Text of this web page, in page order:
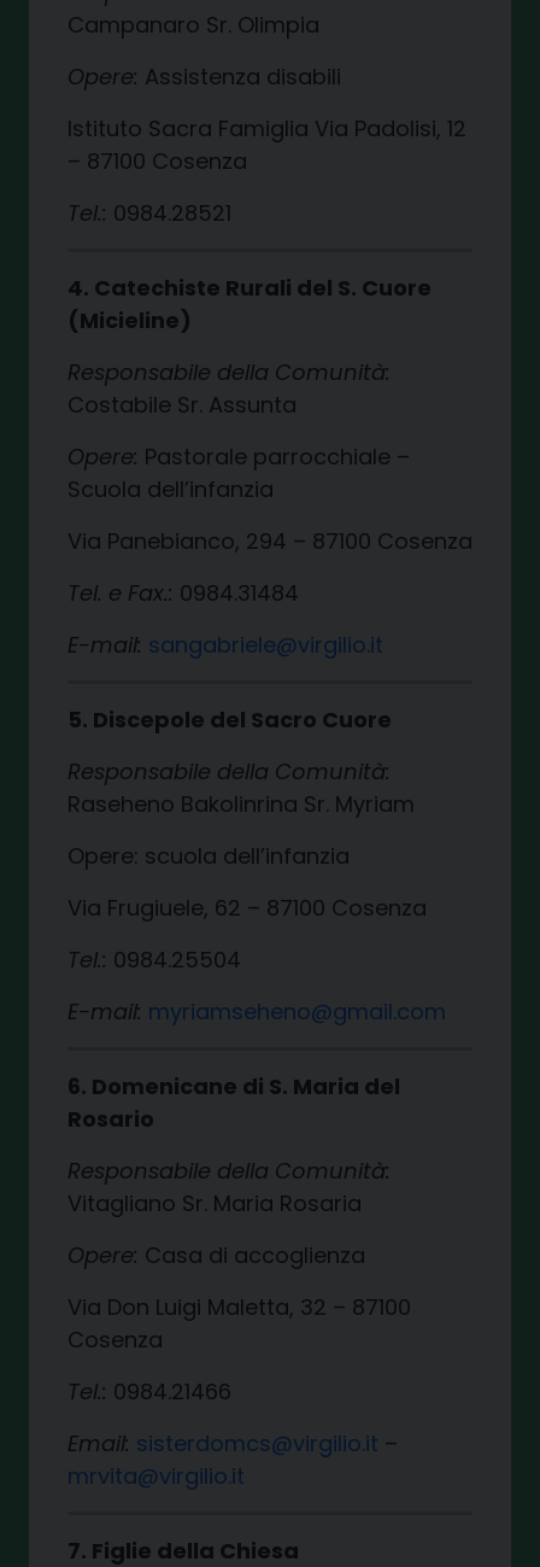
Campanaro Sr. Olimpia
Opere: Assistenza disabili
Istituto Sacra Famiglia Via Padolisi, 12
– 87100 Cosenza
Tel.: 0984.28521
4. Catechiste Rurali del S. Cuore
(Micieline)
Responsabile della Comunità:
Costabile Sr. Assunta
Opere: Pastorale parrocchiale –
Scuola dell’infanzia
Via Panebianco, 294 – 87100 Cosenza
Tel. e Fax.: 0984.31484
E-mail: sangabriele@virgilio.it
5. Discepole del Sacro Cuore
Responsabile della Comunità:
Raseheno Bakolinrina Sr. Myriam
Opere: scuola dell’infanzia
Via Frugiuele, 62 – 87100 Cosenza
Tel.: 0984.25504
E-mail: myriamseheno@gmail.com
6. Domenicane di S. Maria del
Rosario
Responsabile della Comunità:
Vitagliano Sr. Maria Rosaria
Opere: Casa di accoglienza
Via Don Luigi Maletta, 32 – 87100
Cosenza
Tel.: 0984.21466
Email: sisterdomcs@virgilio.it –
mrvita@virgilio.it
7. Figlie della Chiesa